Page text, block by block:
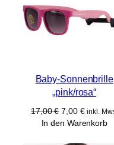
Baby-Sonnenbrille
„pink/rosa“
17,00€
Preis
7,00 €
Preis
inkl.
In den Warenkorb